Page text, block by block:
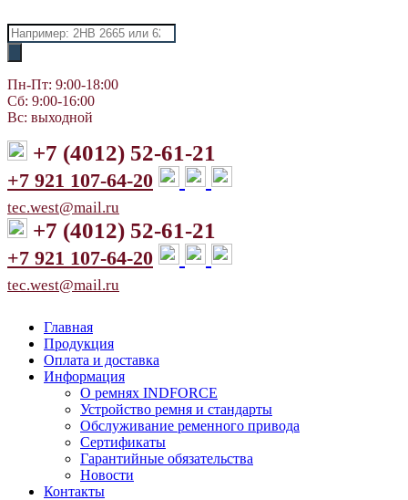
Поиск
товаров
Пн-Пт: 9:00-18:00
Сб: 9:00-16:00
Вс: выходной
+7 (4012) 52-61-21
+7 921 107-64-20
tec.west@mail.ru
+7 (4012) 52-61-21
+7 921 107-64-20
tec.west@mail.ru
Главная
Продукция
Оплата и доставка
Информация
О ремнях INDFORCE
Устройство ремня и стандарты
Обслуживание ременного привода
Сертификаты
Гарантийные обязательства
Новости
Контакты